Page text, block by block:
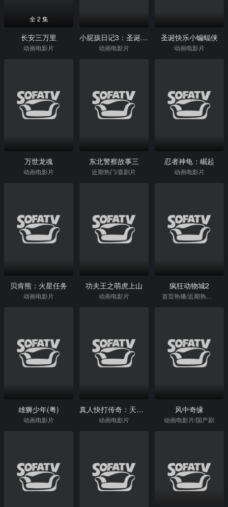
全 2 集
长安三万里
动画电影片
小屁孩日记3：圣诞大惊喜
动画电影片
圣诞快乐小蝙蝠侠
动画电影片
万世龙魂
动画电影片
东北警察故事三
近期热门/喜剧片
忍者神龟：崛起
动画电影片
贝肯熊：火星任务
动画电影片
功夫王之萌虎上山
动画电影片
疯狂动物城2
首页热播/近期热门/动画电影片
雄狮少年(粤)
动画电影片
真人快打传奇：天下之战
动画电影片
风中奇缘
动画电影片/国产剧